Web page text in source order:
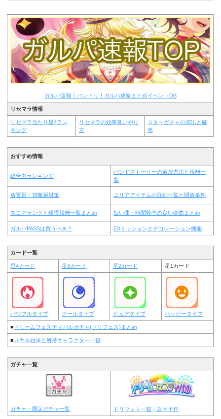
ガルパ速報｜バンドリ！ガルパ攻略まとめイベントDB
リセマラ情報
リセマラ当たり星4ラン
キング
リセマラの効率良いやり
方
スターガチャの演出と確
率
おすすめ情報
総合力ランキング
バンドストーリーの解放方法と報酬一
覧
放置厨・切断厨対策 エリアアイテムの詳細一覧と開放条件
スコアランクと獲得報酬一覧まとめ 短い曲・時間効率の良い楽曲まとめ
ガルパPASSは買うべき？ EXミッションとデコレーション機能
カード一覧
星4カード 星3カード 星2カード 星1カード
パワフルタイプ クールタイプ ピュアタイプ ハッピータイプ
■ ドリームフェスティバルガチャ(ドリフェス)まとめ
■スキル効果と所持キャラクター一覧
ガチャ一覧
ガチャ・限定ガチャ一覧 ドリフェス一覧・次回予想